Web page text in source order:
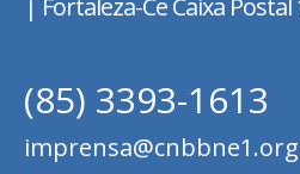
| Fortaleza-Ce Caixa Postal
(85) 3393-1613